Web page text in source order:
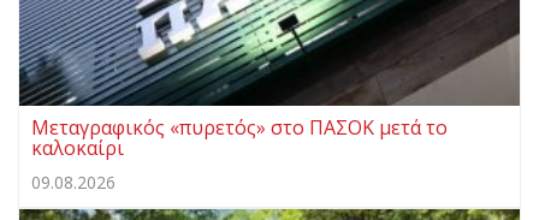
Μεταγραφικός «πυρετός» στο ΠΑΣΟΚ μετά το
καλοκαίρι
09.08.2026